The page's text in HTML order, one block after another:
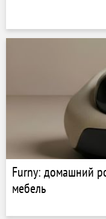
Furny: домашний
мебель